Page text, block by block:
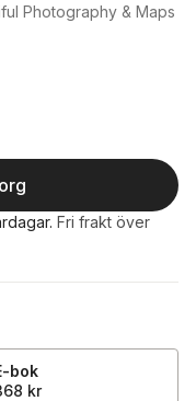
Photography & Maps
. Fri frakt över
bok
kr